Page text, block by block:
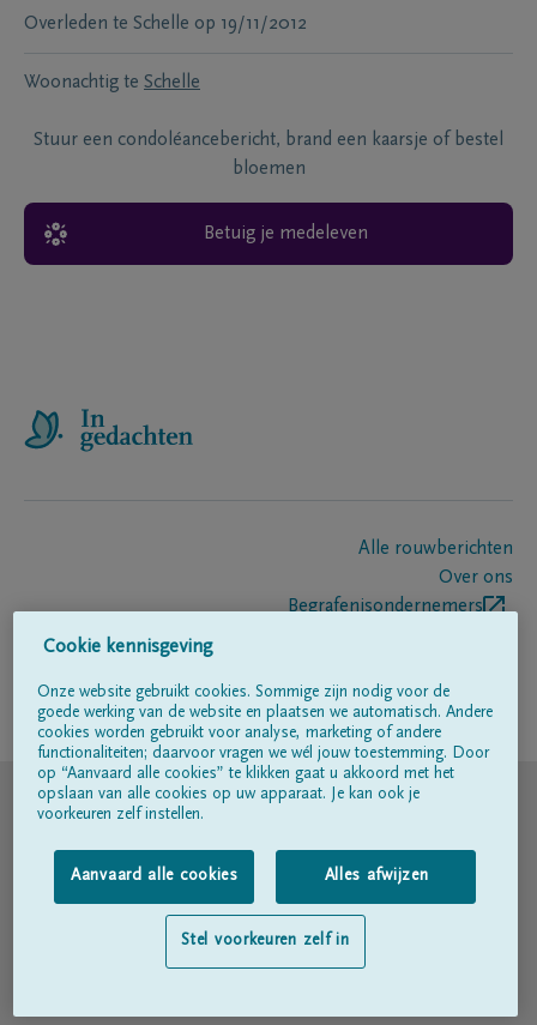
Overleden te Schelle op 19/11/2012
Woonachtig te Schelle
Stuur een condoléancebericht, brand een kaarsje of bestel
bloemen
Betuig je medeleven
Alle rouwberichten
Over ons
Begrafenisondernemers
Volg ons op
© DELA
Gebruiksvoorwaarden
Privacyverklaring
Toegankelijkheidsverklaring
Cookie kennisgeving
Onze website gebruikt cookies. Sommige zijn nodig voor de
goede werking van de website en plaatsen we automatisch. Andere
cookies worden gebruikt voor analyse, marketing of andere
functionaliteiten; daarvoor vragen we wél jouw toestemming. Door
op “Aanvaard alle cookies” te klikken gaat u akkoord met het
opslaan van alle cookies op uw apparaat. Je kan ook je
voorkeuren zelf instellen.
Aanvaard alle cookies Alles afwijzen
Stel voorkeuren zelf in